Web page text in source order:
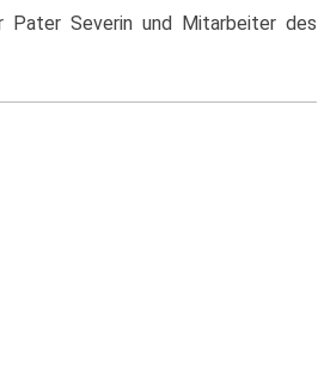
Pater Severin und Mitarbeiter des